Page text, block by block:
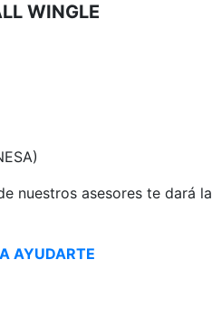
WINGLE
nuestros asesores te dará
AYUDARTE